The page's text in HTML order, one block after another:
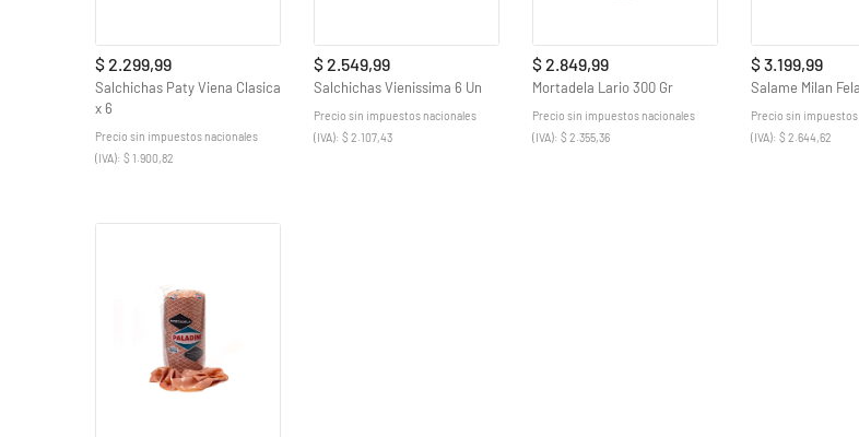
$ 2.299,99
Salchichas Paty Viena Clasica
x 6
Precio sin impuestos nacionales
(IVA): $ 1.900,82
$ 2.549,99
Salchichas Vienissima 6 Un
Precio sin impuestos nacionales
(IVA): $ 2.107,43
$ 2.849,99
Mortadela Lario 300 Gr
Precio sin impuestos nacionales
(IVA): $ 2.355,36
$ 3.199,99
Salame Milan
Precio sin
(IVA): $ 2.644,62